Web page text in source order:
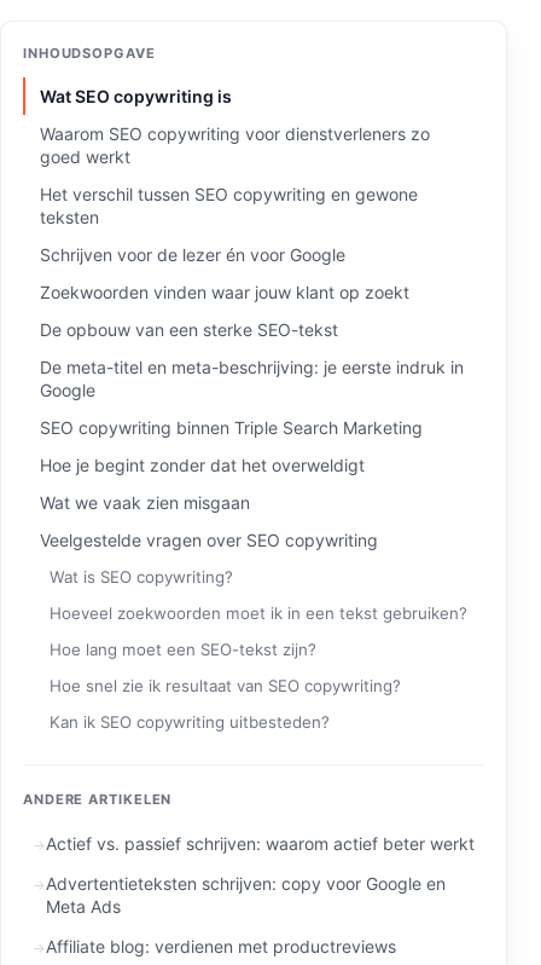
INHOUDSOPGAVE
Wat SEO copywriting is
Waarom SEO copywriting voor dienstverleners zo
goed werkt
Het verschil tussen SEO copywriting en gewone
teksten
Schrijven voor de lezer én voor Google
Zoekwoorden vinden waar jouw klant op zoekt
De opbouw van een sterke SEO-tekst
De meta-titel en meta-beschrijving: je eerste indruk in
Google
SEO copywriting binnen Triple Search Marketing
Hoe je begint zonder dat het overweldigt
Wat we vaak zien misgaan
Veelgestelde vragen over SEO copywriting
Wat is SEO copywriting?
Hoeveel zoekwoorden moet ik in een tekst gebruiken?
Hoe lang moet een SEO-tekst zijn?
Hoe snel zie ik resultaat van SEO copywriting?
Kan ik SEO copywriting uitbesteden?
ANDERE ARTIKELEN
Actief vs. passief schrijven: waarom actief beter werkt
Advertentieteksten schrijven: copy voor Google en
Meta Ads
Affiliate blog: verdienen met productreviews